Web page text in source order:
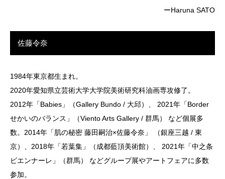
ーHaruna SATO
佐藤令奈
1984年東京都生まれ。
2020年愛知県立芸術大学大学院美術研究科油画専攻修了。
2012年「Babies」（Gallery Bundo / 大邱）、 2021年「Border
せかいのバランス」（Viento Arts Gallery / 群馬） など個展多
数。2014年「肌の秘密 藤田嗣治×佐藤令奈」 （銀座三越 / 東
京）、2018年「若葉集」（成都藍頂美術館）、 2021年「中之条
ビエンナーレ」（群馬） などグループ展やアートフェアに多数
参加。